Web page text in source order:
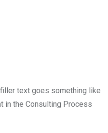
text goes something like
in the Consulting Process